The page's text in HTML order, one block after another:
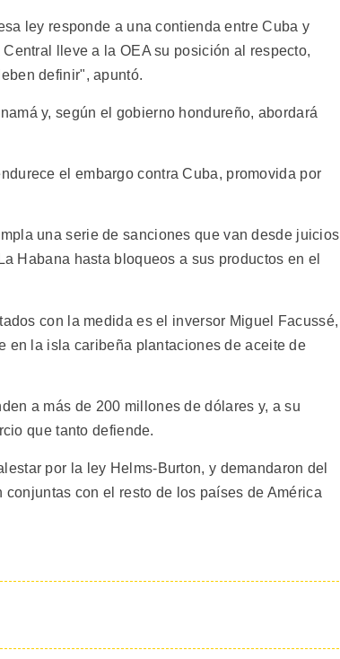
ley responde a una contienda entre Cuba y
lleve a la OEA su posición al respecto,
definir", apuntó.
y, según el gobierno hondureño, abordará
el embargo contra Cuba, promovida por
una serie de sanciones que van desde juicios
Habana hasta bloqueos a sus productos en el
con la medida es el inversor Miguel Facussé,
en la isla caribeña plantaciones de aceite de
a más de 200 millones de dólares y, a su
que tanto defiende.
por la ley Helms-Burton, y demandaron del
con el resto de los países de América